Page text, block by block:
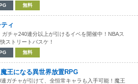
無料
ィ
ガチャ240連分以上が引けるイベを開催中！NBAス
ストリートバスケ！
無料
王になる異世界放置RPG
ガチャが引けて、全恒常キャラも入手可能！魔王